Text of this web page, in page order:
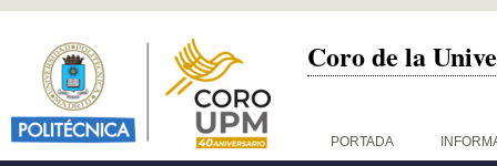
Coro de la
Menú principal PORTADA